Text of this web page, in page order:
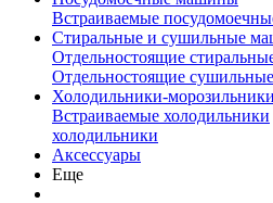
Встраиваемые
Стиральные и сушильные
Отдельностоящие
Отдельностоящие
Холодильники-морозильники
Встраиваемые холодильники
холодильники
Аксессуары
Еще